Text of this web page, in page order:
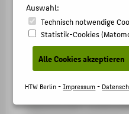
Industriekultur und
Wissenstransfer und
BACHELOR
FACHBEREICH
ZENTRALE
Auswahl:
Technisch notwendige
Statistik-Cookies
Alle Cookies akzeptieren
HTW Berlin -Impressum-